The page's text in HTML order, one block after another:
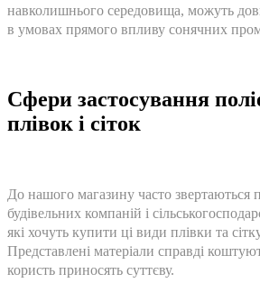
навколишнього середовища, можуть
в умовах прямого впливу сонячних
Сфери застосування
плівок і сіток
До нашого магазину часто звертаються
будівельних компаній і
які хочуть купити ці види плівки та
Представлені матеріали справді
користь приносять суттєву.